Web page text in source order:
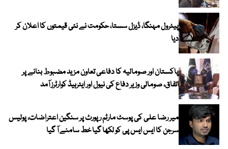
پیٹرول مہنگا، ڈیزل سستا، حکومت نے نئی قیمتوں کا اعلان کر
دیا
پاکستان اور صومالیہ کا دفاعی تعاون مزید مضبوط بنانے پر
اتفاق، صومالی وزیر دفاع کی نیول اور ایئرہیڈ کوارٹرز آمد
میر رضا علی کی پوسٹ مارٹم رپورٹ پر سنگین اعتراضات، پولیس
سرجن کا ایس ایس پی کو لکھا گیا خط سامنے آ گیا